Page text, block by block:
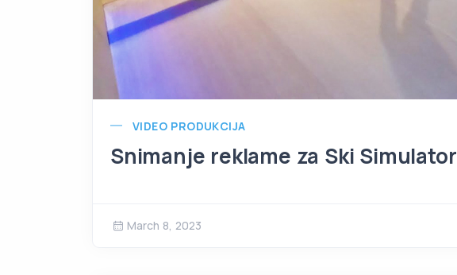
VIDEO PRODUKCIJA
Snimanje reklame za Ski Simulator
March 8, 2023